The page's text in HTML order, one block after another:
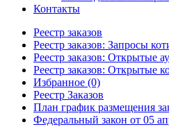
Контакты
Реестр заказов
Реестр заказов: Запросы
Реестр заказов: Открытые
Реестр заказов: Открытые
Избранное (0)
Реестр Заказов
План график размещения
Федеральный закон от 05